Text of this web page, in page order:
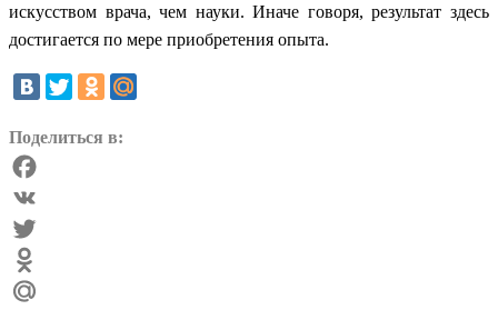
искусством врача, чем науки. Иначе говоря, результат здесь
достигается по мере приобретения опыта.
Поделиться в:
Facebook
VK
Twitter
Odnoklassniki